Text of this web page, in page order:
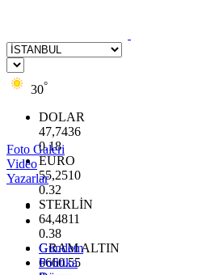
30°
DOLAR
47,7436
0.18
EURO
55,2510
0.32
STERLİN
64,4811
0.38
GRAM ALTIN
6660.55
Foto Galeri
Video
Yazarlar
Gündem
Politika